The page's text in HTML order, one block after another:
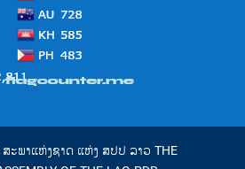
ະພາແຫ່ງຊາດ ແຫ່ງ ສປປ ລາວ THE